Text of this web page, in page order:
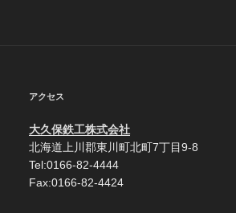
シ
ョ
ン
アクセス
大久保鉄工株式会社
北海道上川郡東川町北町7丁目9-8
Tel:0166-82-4444
Fax:0166-82-4424